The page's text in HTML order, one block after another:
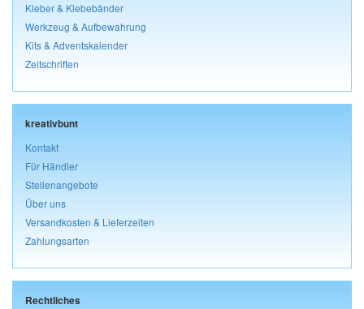
Kleber & Klebebänder
Werkzeug & Aufbewahrung
Kits & Adventskalender
Zeitschriften
kreativbunt
Kontakt
Für Händler
Stellenangebote
Über uns
Versandkosten & Lieferzeiten
Zahlungsarten
Rechtliches